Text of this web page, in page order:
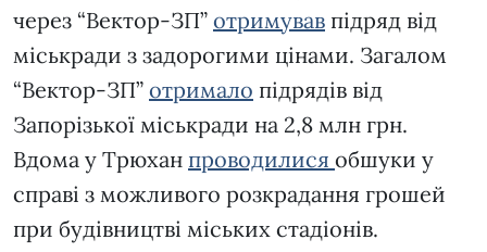
через “Вектор-ЗП” отримував підряд від
міськради з задорогими цінами. Загалом
“Вектор-ЗП” отримало підрядів від
Запорізької міськради на 2,8 млн грн.
Вдома у Трюхан проводилися обшуки у
справі з можливого розкрадання грошей
при будівництві міських стадіонів.